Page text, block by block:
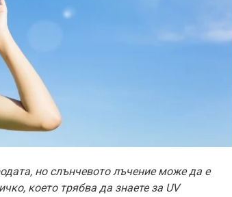
но слънчевото лъчение може да е
което трябва да знаете за UV